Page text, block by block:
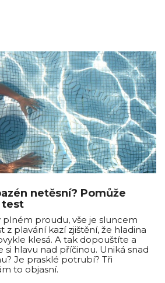
netěsní? Pomůže
test
plném proudu, vše je sluncem
z plavání kazí zjištění, že hladina
klesá. A tak dopouštíte a
hlavu nad příčinou. Uniká snad
Je prasklé potrubí? Tři
to objasní.